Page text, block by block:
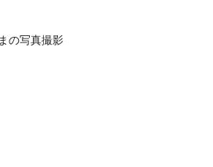
の写真撮影